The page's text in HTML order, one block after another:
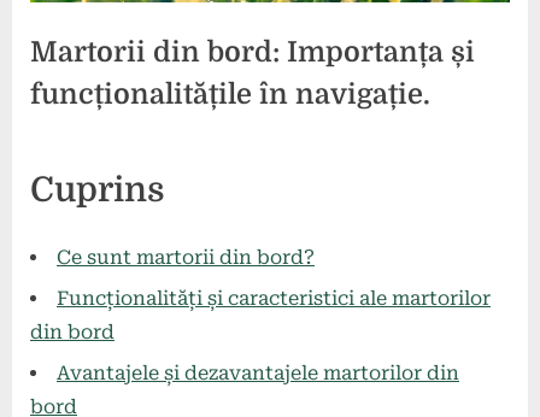
Martorii din bord: Importanța și
funcționalitățile în navigație.
on
august
Cuprins
Ce sunt martorii din bord?
Funcționalități și caracteristici ale martorilor
din bord
Avantajele și dezavantajele martorilor din
bord